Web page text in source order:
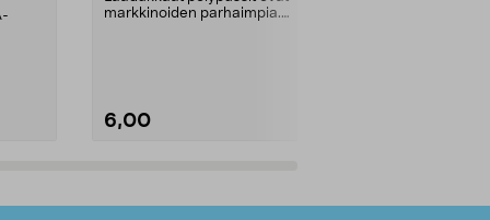
markkinoiden parhaimpia.
6,00